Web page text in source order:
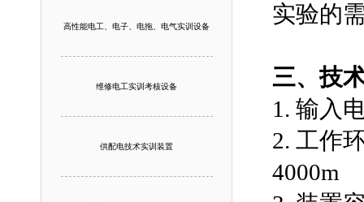
高性能电工、电子、电拖、电气实训设备
维修电工实训考核设备
供配电技术实训装置
实验的
三、技
1. 输入
2. 工作
4000m